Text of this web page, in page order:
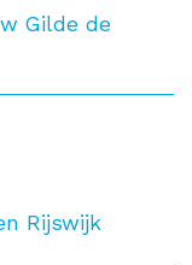
Gilde de
Rijswijk